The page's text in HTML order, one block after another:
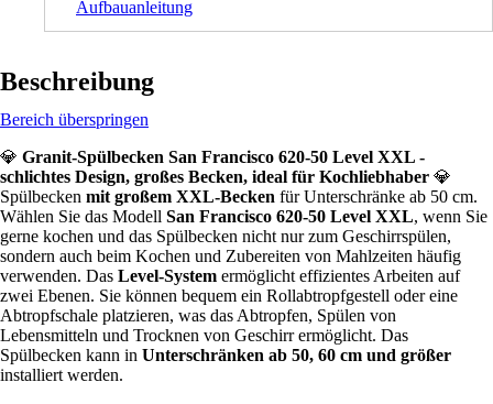
Aufbauanleitung
Beschreibung
Bereich überspringen
💎 Granit-Spülbecken San Francisco 620-50 Level XXL -
schlichtes Design, großes Becken, ideal für Kochliebhaber 💎
Spülbecken mit großem XXL-Becken für Unterschränke ab 50 cm.
Wählen Sie das Modell San Francisco 620-50 Level XXL, wenn Sie
gerne kochen und das Spülbecken nicht nur zum Geschirrspülen,
sondern auch beim Kochen und Zubereiten von Mahlzeiten häufig
verwenden. Das Level-System ermöglicht effizientes Arbeiten auf
zwei Ebenen. Sie können bequem ein Rollabtropfgestell oder eine
Abtropfschale platzieren, was das Abtropfen, Spülen von
Lebensmitteln und Trocknen von Geschirr ermöglicht. Das
Spülbecken kann in Unterschränken ab 50, 60 cm und größer
installiert werden.